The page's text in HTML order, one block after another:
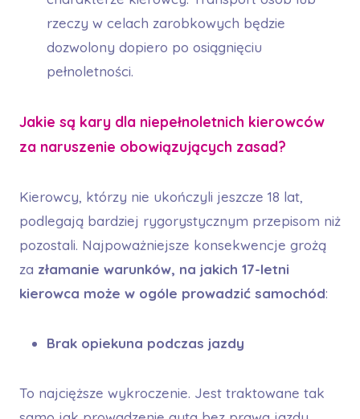
rzeczy w celach zarobkowych będzie
dozwolony dopiero po osiągnięciu
pełnoletności.
Jakie są kary dla niepełnoletnich kierowców
za naruszenie obowiązujących zasad?
Kierowcy, którzy nie ukończyli jeszcze 18 lat,
podlegają bardziej rygorystycznym przepisom niż
pozostali. Najpoważniejsze konsekwencje grożą
za złamanie warunków, na jakich 17-letni
kierowca może w ogóle prowadzić samochód:
Brak opiekuna podczas jazdy
To najcięższe wykroczenie. Jest traktowane tak